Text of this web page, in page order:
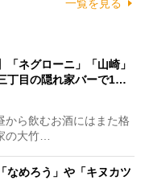
一覧を見る
「ネグローニ」「山崎」
丁目の隠れ家バーで1…
ら飲むお酒にはまた格
の大竹…
なめろう」や「キヌカツ